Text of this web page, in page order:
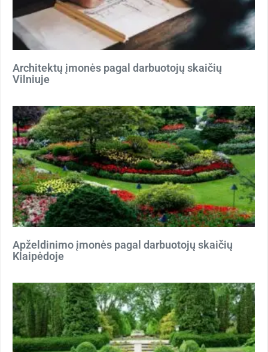
Architektų įmonės pagal darbuotojų skaičių
Vilniuje
Apželdinimo įmonės pagal darbuotojų skaičių
Klaipėdoje